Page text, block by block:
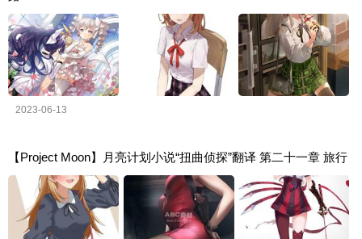
2023-06-13
【Project Moon】月亮计划小说“扭曲侦探”翻译 第二十一章 旅行